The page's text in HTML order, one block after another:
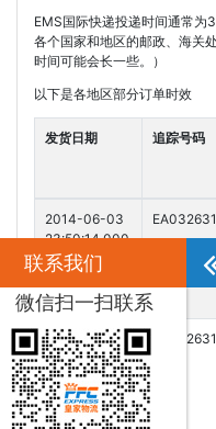
EMS国际快递投递时间通常为
各个国家和地区的邮政、海关
时间可能会长一些。）
以下是各地区部分订单时效
发货日期 追踪号码
2014-06-03
23:50:14.000
2014-06-10
01:07:41.000
联系我们
微信扫一扫联系